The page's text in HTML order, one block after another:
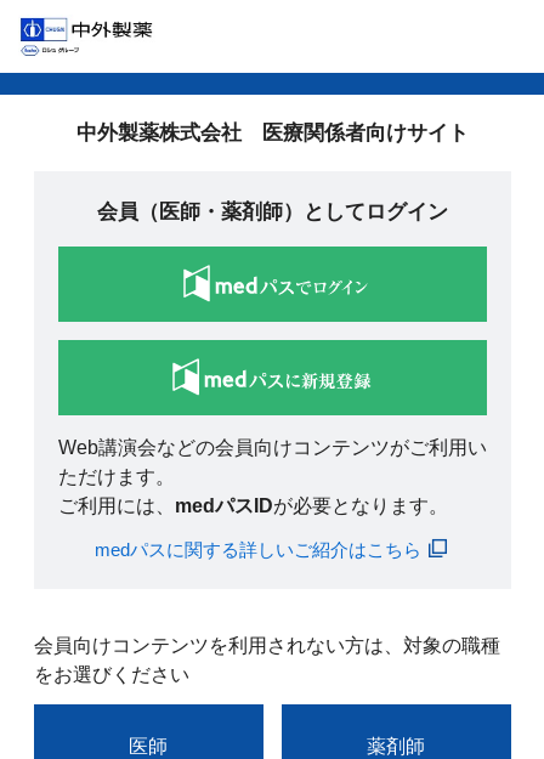
中外製薬株式会社 医療関係者向けサイト
会員（医師・薬剤師）としてログイン
Web講演会などの会員向けコンテンツがご利用い
ただけます。
ご利用には、 medパスIDが必要となります。
medパスに関する詳しいご紹介はこちら
会員向けコンテンツを利用されない方は、対象の職種
をお選びください
医師 薬剤師